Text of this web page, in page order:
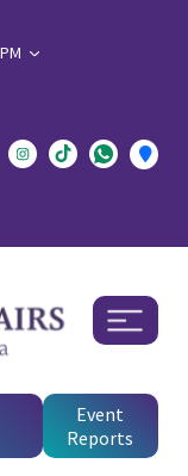
Event
Reports